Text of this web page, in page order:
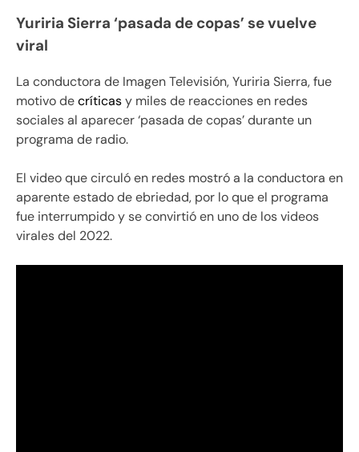
Yuriria Sierra ‘pasada de copas’ se vuelve
viral
La conductora de Imagen Televisión, Yuriria Sierra, fue
motivo decríticasy miles de reacciones en redes
sociales al aparecer ‘pasada de copas’ durante un
programa de radio.
El video que circuló en redes mostró a la conductora en
aparente estado de ebriedad, por lo que el programa
fue interrumpido y se convirtió en uno de los videos
virales del 2022.